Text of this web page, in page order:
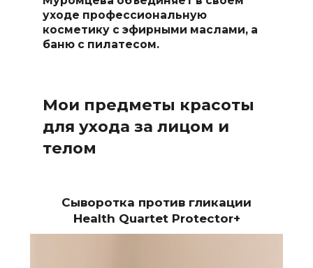
уходе профессиональную
косметику с эфирными маслами, а
баню с пилатесом.
Мои предметы красоты
для ухода за лицом и
телом
Сыворотка против гликации
Health Quartet Protector+